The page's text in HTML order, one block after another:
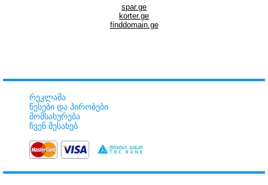
spar.ge
korter.ge
finddomain.ge
რეკლამა
წესები და პირობები
მომსახურება
ჩვენ შესახებ